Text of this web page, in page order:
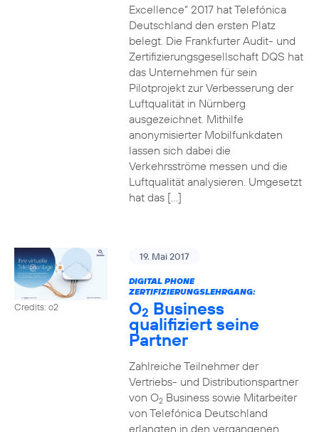
Excellence“ 2017 hat Telefónica
Deutschland den ersten Platz
belegt. Die Frankfurter Audit- und
Zertifizierungsgesellschaft DQS hat
das Unternehmen für sein
Pilotprojekt zur Verbesserung der
Luftqualität in Nürnberg
ausgezeichnet. Mithilfe
anonymisierter Mobilfunkdaten
lassen sich dabei die
Verkehrsströme messen und die
Luftqualität analysieren. Umgesetzt
hat das […]
Credits: o2
19. Mai 2017
DIGITAL PHONE
ZERTIFIZIERUNGSLEHRGANG:
O2 Business
qualifiziert seine
Partner
Zahlreiche Teilnehmer der
Vertriebs- und Distributionspartner
von O2Business sowie Mitarbeiter
von Telefónica Deutschland
erlangten in den vergangenen